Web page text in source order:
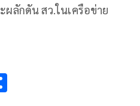
ลักดัน สว.ในเครือข่าย